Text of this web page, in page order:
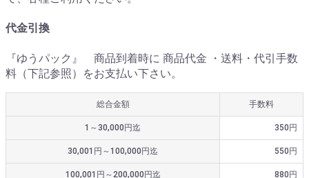
代金引換
『ゆうパック』 商品到着時に 商品代金 ・送料・代引手数
料（下記参照）をお支払い下さい。
総合金額 手数料
1～30,000円迄 350円
30,001円～100,000円迄 550円
100,001円～200,000円迄 880円